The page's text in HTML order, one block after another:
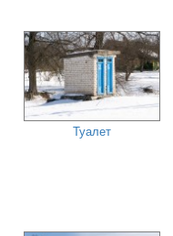
Туалет